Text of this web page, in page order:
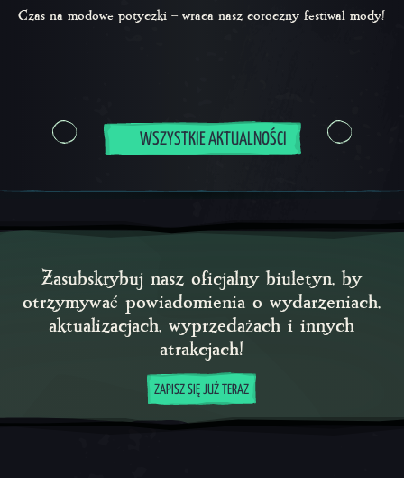
Czas na modowe potyczki – wraca nasz coroczny festiwal mody!
WSZYSTKIE AKTUALNOŚCI
Zasubskrybuj nasz oficjalny biuletyn, by
otrzymywać powiadomienia o wydarzeniach,
aktualizacjach, wyprzedażach i innych
atrakcjach!
ZAPISZ SIĘ JUŻ TERAZ